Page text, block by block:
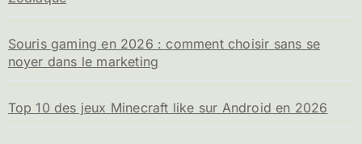
Souris gaming en 2026 : comment choisir sans se
noyer dans le marketing
Top 10 des jeux Minecraft like sur Android en 2026